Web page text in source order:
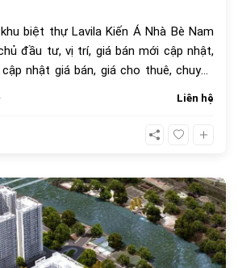
biệt thự Lavila Kiến Á Nhà Bè Nam
đầu tư, vị trí, giá bán mới cập nhật,
nhật giá bán, giá cho thuê, chuyển
Liên hệ
936